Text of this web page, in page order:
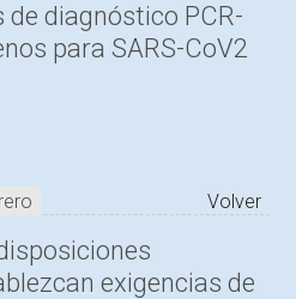
diagnóstico PCR-
para SARS-CoV2
Volver
exigencias de